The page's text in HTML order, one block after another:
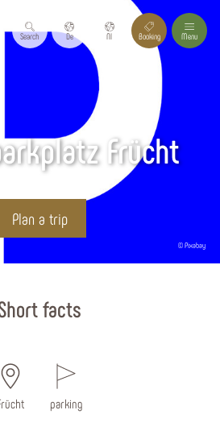
Search De Nl Booking Menu
© Pixabay
Frücht
Plan a trip
facts
parking